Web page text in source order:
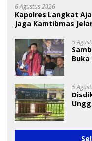
6 Agustus 2026
Kapolres Langkat
Jaga Kamtibmas
5
Buka
5